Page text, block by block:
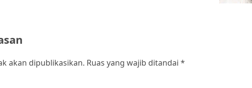
akan dipublikasikan. Ruas yang wajib ditandai *